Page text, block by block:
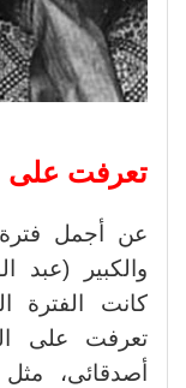
تعرفت على
عن أجمل فترة
والكبير (عبد
كانت الفترة
تعرفت على
أصدقائى،